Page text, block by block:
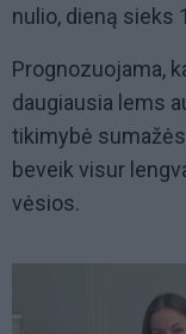
nulio, dieną sieks
Prognozuojama,
daugiausia lems
tikimybė
beveik visur
vėsios.